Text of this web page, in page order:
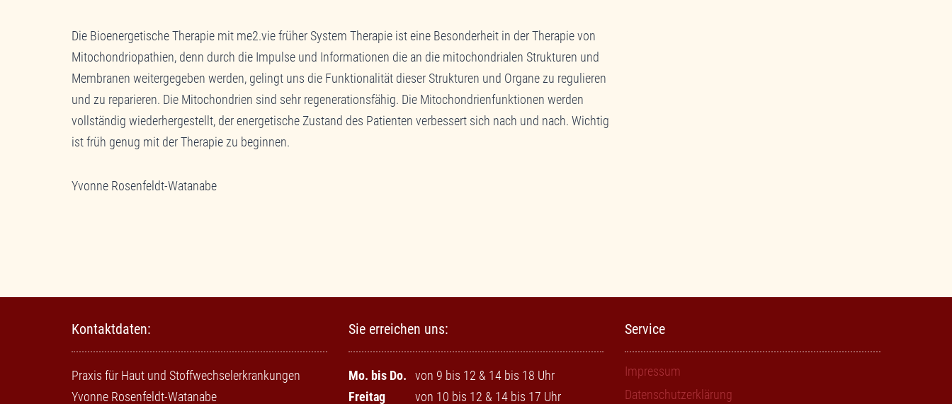
Die Bioenergetische Therapie mit me2.vie früher System Therapie ist eine Besonderheit in der Therapie von
Mitochondriopathien, denn durch die Impulse und Informationen die an die mitochondrialen Strukturen und
Membranen weitergegeben werden, gelingt uns die Funktionalität dieser Strukturen und Organe zu regulieren
und zu reparieren. Die Mitochondrien sind sehr regenerationsfähig. Die Mitochondrienfunktionen werden
vollständig wiederhergestellt, der energetische Zustand des Patienten verbessert sich nach und nach. Wichtig
ist früh genug mit der Therapie zu beginnen.
Yvonne Rosenfeldt-Watanabe
Kontaktdaten:
Praxis für Haut und Stoffwechselerkrankungen
Yvonne Rosenfeldt-Watanabe
Sie erreichen uns:
Mo. bis Do.
von 9 bis 12 & 14 bis 18 Uhr
Freitag
von 10 bis 12 & 14 bis 17 Uhr
Service
Impressum
Datenschutzerklärung